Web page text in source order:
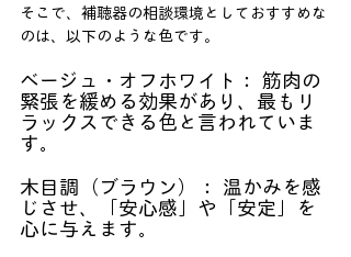
そこで、補聴器の相談環境としておすすめな
のは、以下のような色です。
ベージュ・オフホワイト： 筋肉の
緊張を緩める効果があり、最もリ
ラックスできる色と言われていま
す。
木目調（ブラウン）： 温かみを感
じさせ、「安心感」や「安定」を
心に与えます。